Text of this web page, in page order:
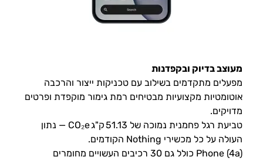
מעוצב בדיוק ובקפדנות
מפעלים מתקדמים בשילוב עם טכניקות ייצור והרכבה
אוטומטיות מקצועיות מבטיחים רמת גימור מוקפדת ופרטים
מדויקים.
טביעת רגל פחמנית נמוכה של 51.13 ק"ג CO₂e — נתון
העולה על כל מכשירי Nothing הקודמים.
Phone (4a) כולל גם 30 רכיבים העשויים מחומרים